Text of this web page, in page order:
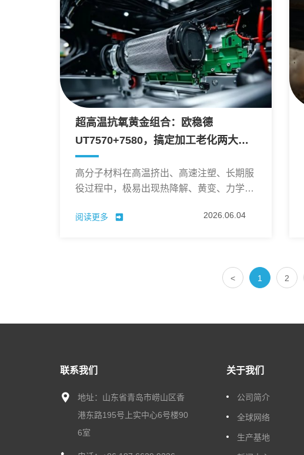
超高温抗氧黄金组合：欧稳德
UT7570+7580，搞定加工老化两大难
题！
高分子材料在高温挤出、高速注塑、长期服
役过程中，极易出现热降解、黄变、力学性
效，很难同时兼顾高温加工稳定性与长期耐
阅读更多 2026.06.04
< 1 2
联系我们
地址：山东省青岛市崂山区香
港东路195号上实中心6号楼90
6室
关于我们
公司简介
全球网络
生产基地